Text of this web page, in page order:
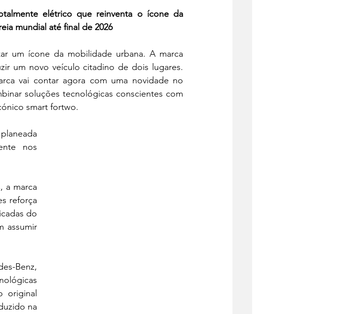
elétrico que reinventa o ícone da
mundial até final de 2026
um ícone da mobilidade urbana. A marca
um novo veículo citadino de dois lugares.
vai contar agora com uma novidade no
soluções tecnológicas conscientes com
smart fortwo.
nos
a marca
reforça
do
assumir
Benz,
original
na